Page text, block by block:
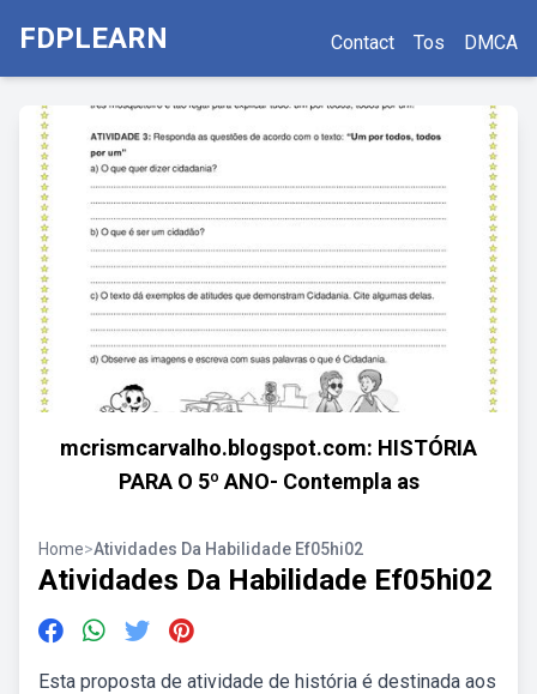
FDPLEARN Contact Tos DMCA
mcrismcarvalho.blogspot.com: HISTÓRIA
PARA O 5º ANO- Contempla as
Home>Atividades Da Habilidade Ef05hi02
Atividades Da Habilidade Ef05hi02
Esta proposta de atividade de história é destinada aos